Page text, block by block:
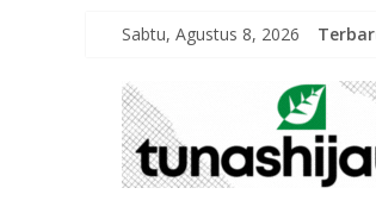
Sabtu, Agustus 8, 2026